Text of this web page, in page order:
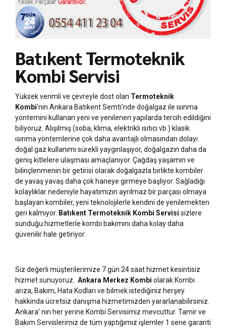
Batıkent Termoteknik
Kombi Servisi
Yüksek verimli ve çevreyle dost olan Termoteknik
Kombi‘nin Ankara Batıkent Semti’nde doğalgaz ile ısınma
yöntemini kullanan yeni ve yenilenen yapılarda tercih edildiğini
biliyoruz. Alışılmış (soba, klima, elektrikli ısıtıcı vb.) klasik
ısınma yöntemlerine çok daha avantajlı olmasından dolayı
doğal gaz kullanımı sürekli yaygınlaşıyor, doğalgazın daha da
geniş kitlelere ulaşması amaçlanıyor. Çağdaş yaşamın ve
bilinçlenmenin bir getirisi olarak doğalgazla birlikte kombiler
de yavaş yavaş daha çok haneye girmeye başlıyor. Sağladığı
kolaylıklar nedeniyle hayatımızın ayrılmaz bir parçası olmaya
başlayan kombiler, yeni teknolojilerle kendini de yenilemekten
geri kalmıyor. Batıkent Termoteknik Kombi Servisi sizlere
sunduğu hizmetlerle kombi bakımını daha kolay daha
güvenilir hale getiriyor.
Siz değerli müşterilerimize 7 gün 24 saat hizmet kesintisiz
hizmet sunuyoruz. Ankara Merkez Kombi olarak Kombi
arıza, Bakım, Hata Kodları ve bilmek istediğiniz herşey
hakkında ücretsiz danışma hizmetimizden yararlanabilirsiniz.
Ankara’ nın her yerine Kombi Servisimiz mevcuttur. Tamir ve
Bakım Servislerimiz de tüm yaptığımız işlemler 1 sene garanti